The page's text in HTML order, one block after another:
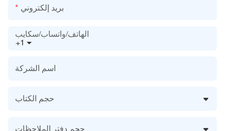
بريد إلكتروني
+1
الهاتف/واتساب/سكايب
اسم الشركة
حجم الكتاب
حجم دفتر الملاحظات